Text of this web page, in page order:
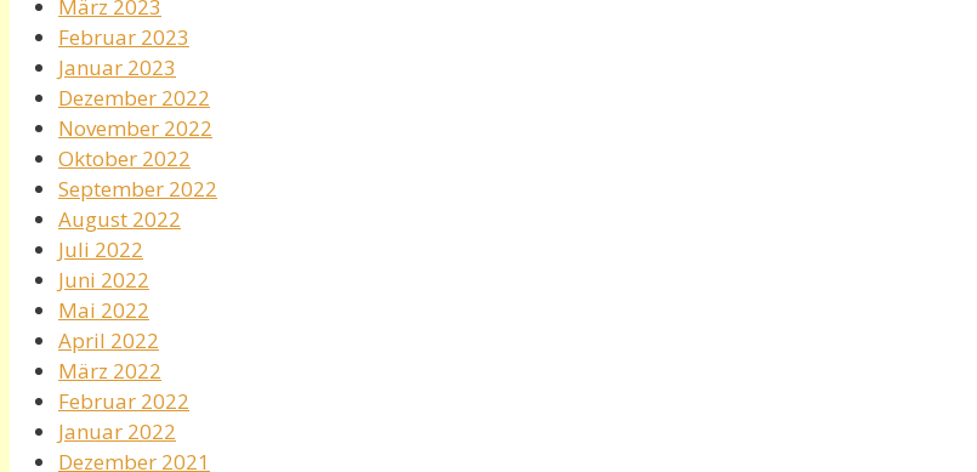
März 2023
Februar 2023
Januar 2023
Dezember 2022
November 2022
Oktober 2022
September 2022
August 2022
Juli 2022
Juni 2022
Mai 2022
April 2022
März 2022
Februar 2022
Januar 2022
Dezember 2021